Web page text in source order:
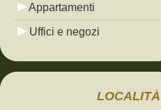
Appartamenti
Uffici e negozi
LOCALITÀ